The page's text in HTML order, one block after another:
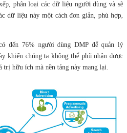
phân loại các dữ liệu người dùng và sẽ
dữ liệu này một cách đơn giản, phù hợp,
đến 76% người dùng DMP để quản lý
khiến chúng ta không thể phũ nhận được
trị hữu ích mà nền tảng này mang lại.